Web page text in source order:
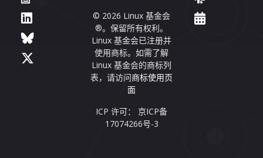
© 2026 Linux 基金会
®。保留所有权利。
Linux 基金会已注册并
使用商标。如需了解
Linux 基金会的商标列
表，请访问商标使用页
面
ICP 许可： 京ICP备
17074266号-3